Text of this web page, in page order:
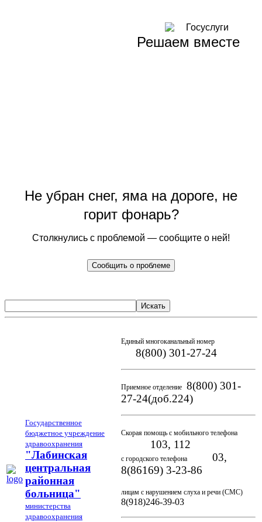
Решаем вместе
Не убран снег, яма на дороге, не
горит фонарь?
Столкнулись с проблемой — сообщите о ней!
Сообщить о проблеме
Искать
Государственное
бюджетное учреждение
здравоохранения
"Лабинская
центральная
районная
больница"
министерства
здравоохранения
Единый многоканальный номер
8(800) 301-27-24
Приемное отделение 8(800) 301-
27-24(доб.224)
Скорая помощь с мобильного телефона
103, 112
с городского телефона
03,
8(86169) 3-23-86
лицам с нарушением слуха и речи (СМС)
8(918)246-39-03